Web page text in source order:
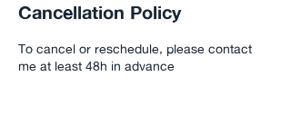
Cancellation Policy
To cancel or reschedule, please contact
me at least 48h in advance